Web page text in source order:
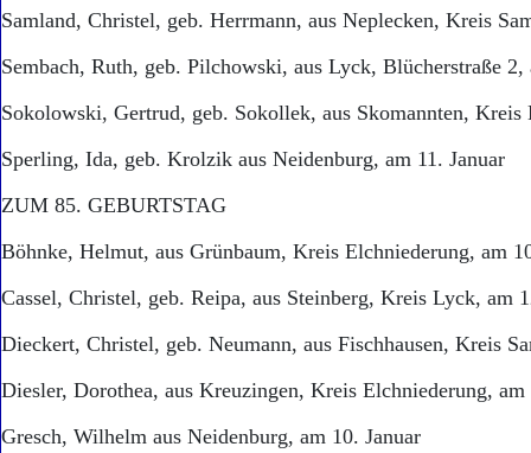
Samland, Christel, geb. Herrmann, aus Neplecken, Kreis
Sembach, Ruth, geb. Pilchowski, aus Lyck, Blücherstraße 2,
Sokolowski, Gertrud, geb. Sokollek, aus Skomannten, Kreis
Sperling, Ida, geb. Krolzik aus Neidenburg, am 11. Januar
ZUM 85. GEBURTSTAG
Böhnke, Helmut, aus Grünbaum, Kreis Elchniederung, am
Cassel, Christel, geb. Reipa, aus Steinberg, Kreis Lyck, am
Dieckert, Christel, geb. Neumann, aus Fischhausen, Kreis
Diesler, Dorothea, aus Kreuzingen, Kreis Elchniederung, am
Gresch, Wilhelm aus Neidenburg, am 10. Januar